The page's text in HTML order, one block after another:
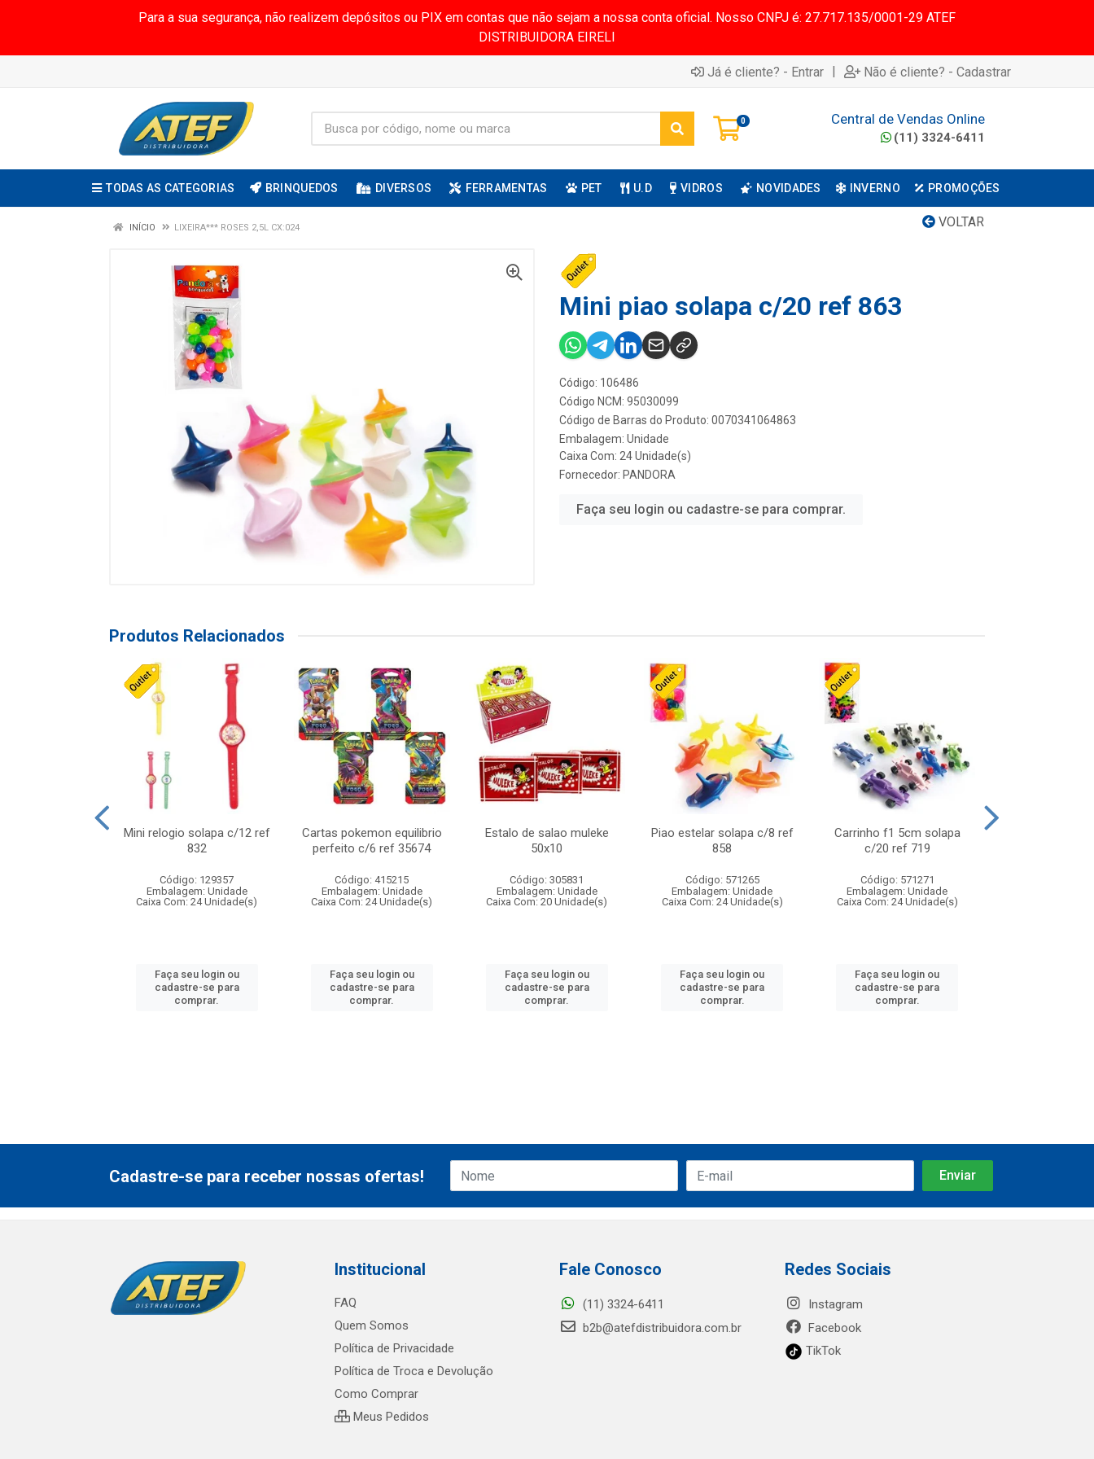
Para a sua segurança, não realizem depósitos ou PIX em contas que não sejam a nossa conta oficial. Nosso CNPJ é: 27.717.135/0001-29 ATEF
DISTRIBUIDORA EIRELI
Já é cliente? - Entrar | Não é cliente? - Cadastrar
0 Central de Vendas Online
(11) 3324-6411
TODAS AS CATEGORIAS BRINQUEDOS DIVERSOS FERRAMENTAS PET U.D VIDROS NOVIDADES INVERNO PROMOÇÕES
VOLTAR
INÍCIO LIXEIRA*** ROSES 2,5L CX:024
Mini piao solapa c/20 ref 863
Código: 106486
Código NCM: 95030099
Código de Barras do Produto: 0070341064863
Embalagem: Unidade
Caixa Com: 24 Unidade(s)
Fornecedor: PANDORA
Faça seu login ou cadastre-se para comprar.
Produtos Relacionados
Mini relogio solapa c/12 ref
832
Código: 129357
Embalagem: Unidade
Caixa Com: 24 Unidade(s)
Faça seu login ou
cadastre-se para
comprar.
Cartas pokemon equilibrio
perfeito c/6 ref 35674
Código: 415215
Embalagem: Unidade
Caixa Com: 24 Unidade(s)
Faça seu login ou
cadastre-se para
comprar.
Estalo de salao muleke
50x10
Código: 305831
Embalagem: Unidade
Caixa Com: 20 Unidade(s)
Faça seu login ou
cadastre-se para
comprar.
Piao estelar solapa c/8 ref
858
Código: 571265
Embalagem: Unidade
Caixa Com: 24 Unidade(s)
Faça seu login ou
cadastre-se para
comprar.
Carrinho f1 5cm solapa
c/20 ref 719
Código: 571271
Embalagem: Unidade
Caixa Com: 24 Unidade(s)
Faça seu login ou
cadastre-se para
comprar.
Cadastre-se para receber nossas ofertas!
Institucional
FAQ
Quem Somos
Política de Privacidade
Política de Troca e Devolução
Como Comprar
Meus Pedidos
Fale Conosco
(11) 3324-6411
b2b@atefdistribuidora.com.br
Redes Sociais
Instagram
Facebook
TikTok